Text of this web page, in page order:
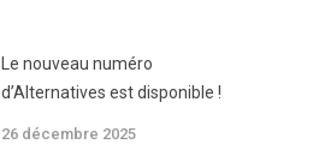
Le nouveau numéro
d’Alternatives est disponible !
26 décembre 2025